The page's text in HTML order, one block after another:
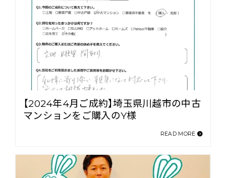
【2024年4月ご成約】埼玉県川越市の中古
マンションをご購入のY様
READ MORE